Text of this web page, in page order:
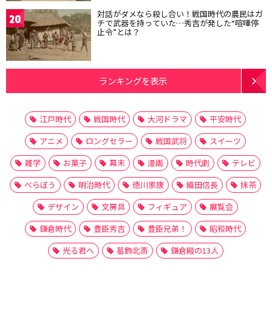
20 対話がダメなら殺し合い！戦国時代の農民はガ
チで武器を持っていた…秀吉が発した“喧嘩停
止令”とは？
ランキングを表示
江戸時代 戦国時代 大河ドラマ
平安時代
アニメ
ロングセラー 戦国武将
スイーツ
雑学
お菓子 幕末 漫画 時代劇
テレビ
べらぼう
明治時代 徳川家康 織田信長
抹茶
デザイン
文房具 フィギュア
展覧会
鎌倉時代
豊臣秀吉 豊臣兄弟！
昭和時代
光る君へ
葛飾北斎 鎌倉殿の13人